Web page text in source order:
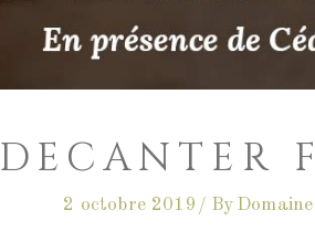
DECANTER
2 octobre 2019 By